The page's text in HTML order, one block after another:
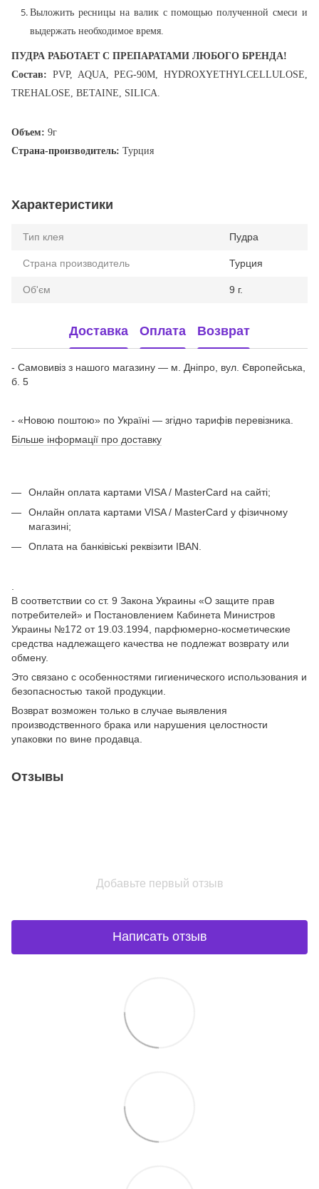
Выложить ресницы на валик с помощью полученной смеси и
выдержать необходимое время.
ПУДРА РАБОТАЕТ С ПРЕПАРАТАМИ ЛЮБОГО БРЕНДА!
Состав: PVP, AQUA, PEG-90M, HYDROXYETHYLCELLULOSE,
TREHALOSE, BETAINE, SILICA.
Объем: 9г
Страна-производитель: Турция
Характеристики
Тип клея Пудра
Страна производитель Турция
Об'єм 9 г.
Доставка Оплата Возврат
- Самовивіз з нашого магазину — м. Дніпро, вул. Європейська,
б. 5
- «Новою поштою» по Україні — згідно тарифів перевізника.
Більше інформації про доставку
Онлайн оплата картами VISA / MasterCard на сайті;
Онлайн оплата картами VISA / MasterCard у фізичному
магазині;
Оплата на банківіські реквізити IBAN.
В соответствии со ст. 9 Закона Украины «О защите прав
потребителей» и Постановлением Кабинета Министров
Украины №172 от 19.03.1994, парфюмерно-косметические
средства надлежащего качества не подлежат возврату или
обмену.
Это связано с особенностями гигиенического использования и
безопасностью такой продукции.
Возврат возможен только в случае выявления
производственного брака или нарушения целостности
упаковки по вине продавца.
Отзывы
Добавьте первый отзыв
Написать отзыв